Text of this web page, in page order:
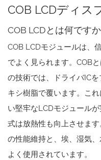
COB LCDディス
COB LCDとは何ですか
COB LCDモジュールは、
でよく見られます。COB
の技術では、ドライバIC
キシ樹脂で覆います。こ
い堅牢なLCDモジュール
式は放熱性も向上させま
の性能維持と、埃、湿気
よく使用されています。